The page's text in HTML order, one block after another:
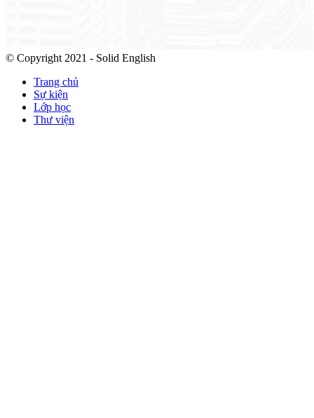
© Copyright 2021 - Solid English
Trang chủ
Sự kiện
Lớp học
Thư viện